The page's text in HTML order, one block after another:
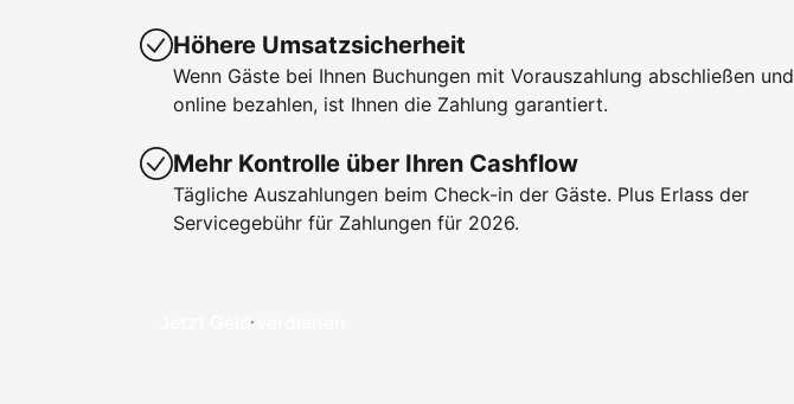
Höhere Umsatzsicherheit
Wenn Gäste bei Ihnen Buchungen mit Vorauszahlung abschließen und
online bezahlen, ist Ihnen die Zahlung garantiert.
Mehr Kontrolle über Ihren Cashflow
Tägliche Auszahlungen beim Check-in der Gäste. Plus Erlass der
Servicegebühr für Zahlungen für 2026.
Jetzt Geld verdienen